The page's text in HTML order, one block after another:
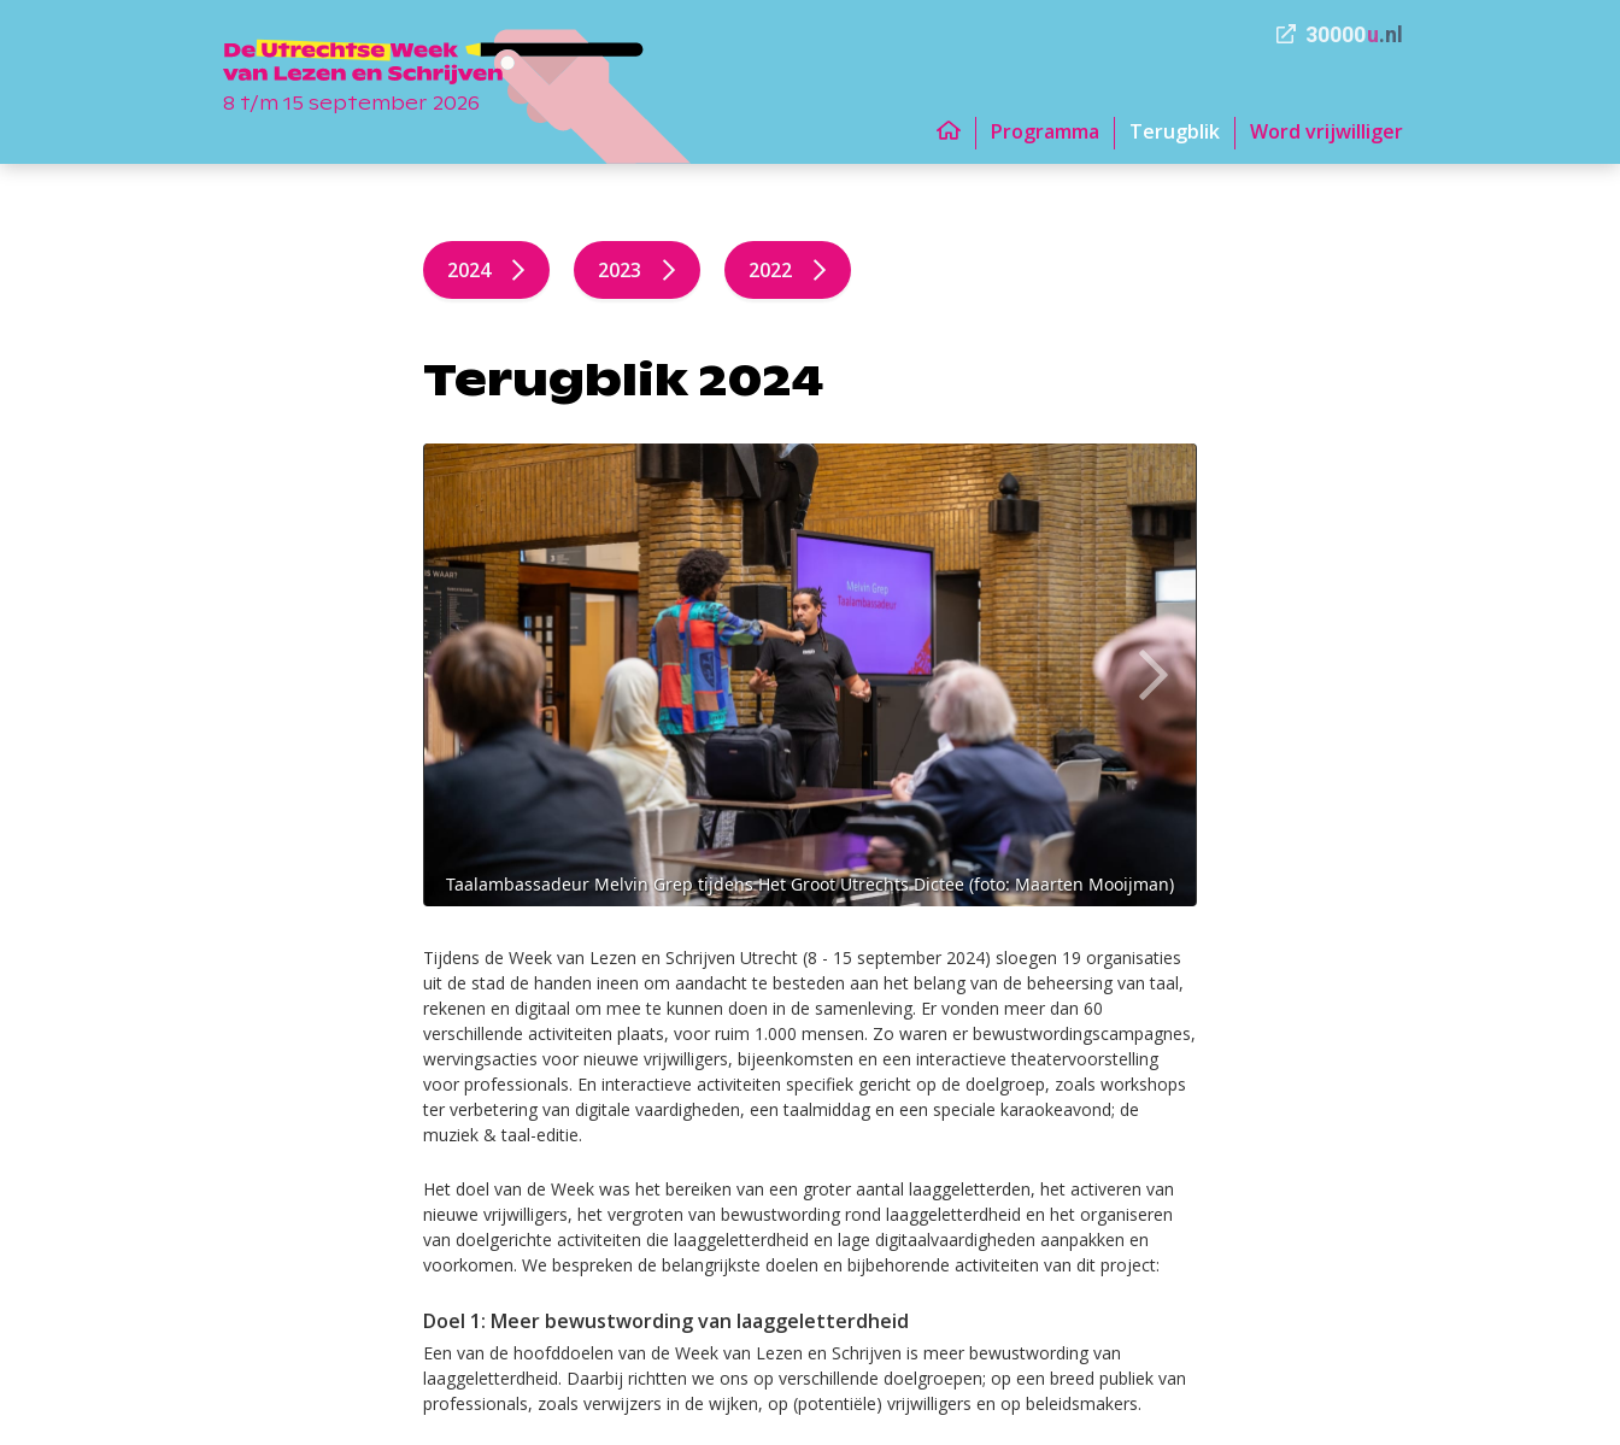
8 t/m 15 september 2026
30000u.nl
Programma Terugblik Word vrijwilliger
2024 2023 2022
Terugblik 2024
Taalambassadeur Melvin Grep tijdens Het Groot Utrechts Dictee (foto: Maarten Mooijman)
Tijdens de Week van Lezen en Schrijven Utrecht (8 - 15 september 2024) sloegen 19 organisaties
uit de stad de handen ineen om aandacht te besteden aan het belang van de beheersing van taal,
rekenen en digitaal om mee te kunnen doen in de samenleving. Er vonden meer dan 60
verschillende activiteiten plaats, voor ruim 1.000 mensen. Zo waren er bewustwordings­campagnes,
wervingsacties voor nieuwe vrijwilligers, bijeenkomsten en een interactieve theatervoorstelling
voor professionals. En interactieve activiteiten specifiek gericht op de doelgroep, zoals workshops
ter verbetering van digitale vaardigheden, een taalmiddag en een speciale karaokeavond; de
muziek & taal-editie.
Het doel van de Week was het bereiken van een groter aantal laaggeletterden, het activeren van
nieuwe vrijwilligers, het vergroten van bewustwording rond laaggeletterdheid en het organiseren
van doelgerichte activiteiten die laaggeletterdheid en lage digitaalvaardigheden aanpakken en
voorkomen. We bespreken de belangrijkste doelen en bijbehorende activiteiten van dit project:
Doel 1: Meer bewustwording van laaggeletterdheid
Een van de hoofddoelen van de Week van Lezen en Schrijven is meer bewustwording van
laaggeletterdheid. Daarbij richtten we ons op verschillende doelgroepen; op een breed publiek van
professionals, zoals verwijzers in de wijken, op (potentiële) vrijwilligers en op beleidsmakers.